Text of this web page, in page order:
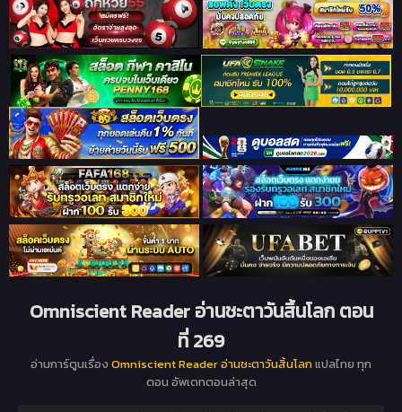
Omniscient Reader อ่านชะตาวันสิ้นโลก ตอน
ที่ 269
อ่านการ์ตูนเรื่อง Omniscient Reader อ่านชะตาวันสิ้นโลกแปลไทย ทุก
ตอน อัพเดทตอนล่าสุด